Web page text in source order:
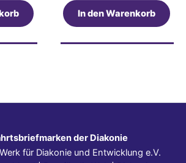
In den Warenkorb
der Diakonie
für Diakonie und Entwicklung e.V.